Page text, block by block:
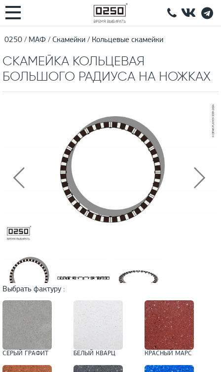
0250 МАФ Скамейки Кольцевые скамейки
СКАМЕЙКА КОЛЬЦЕВАЯ
БОЛЬШОГО РАДИУСА НА НОЖКАХ
Выбрать фактуру :
СЕРЫЙ ГРАФИТ БЕЛЫЙ КВАРЦ КРАСНЫЙ МАРС